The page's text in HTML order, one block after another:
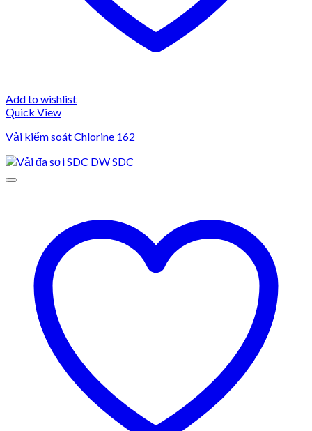
Add to wishlist
Quick View
Vải kiểm soát Chlorine 162